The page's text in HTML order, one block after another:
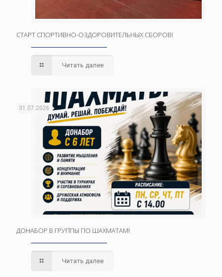
СТАРТ СПОРТИВНО-ОЗДОРОВИТЕЛЬНЫХ СБОРОВ!
Читать далее
31.07.2026
ДОНАБОР В ГРУППЫ ПО ШАХМАТАМ!
Читать далее